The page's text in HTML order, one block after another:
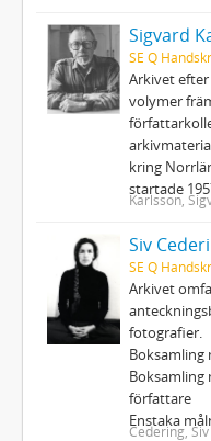
Sigvard
SE Q
Arkivet efter
volymer
kring
startade
Karlsson,
Siv
SE Q
Arkivet
fotografier.
Boksamling
Boksamling
författare
Enstaka
Cedering, Siv